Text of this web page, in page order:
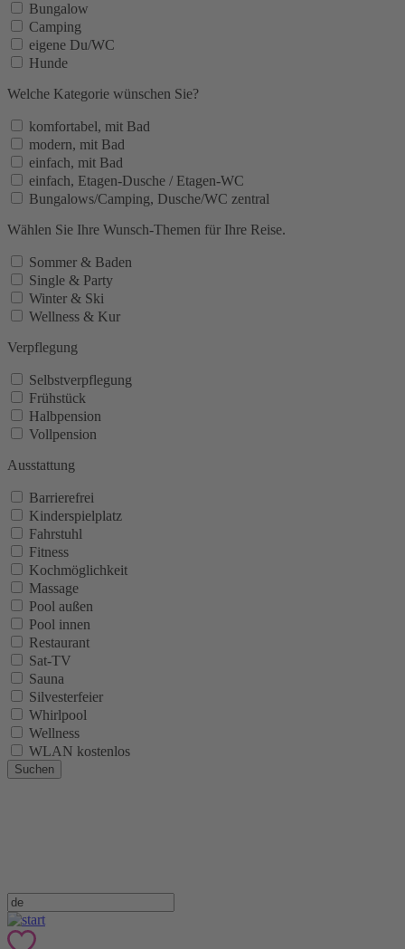
Bungalow
Camping
eigene Du/WC
Hunde
Welche Kategorie wünschen Sie?
komfortabel, mit Bad
modern, mit Bad
einfach, mit Bad
einfach, Etagen-Dusche / Etagen-WC
Bungalows/Camping, Dusche/WC zentral
Wählen Sie Ihre Wunsch-Themen für Ihre Reise.
Sommer & Baden
Single & Party
Winter & Ski
Wellness & Kur
Verpflegung
Selbstverpflegung
Frühstück
Halbpension
Vollpension
Ausstattung
Barrierefrei
Kinderspielplatz
Fahrstuhl
Fitness
Kochmöglichkeit
Massage
Pool außen
Pool innen
Restaurant
Sat-TV
Sauna
Silvesterfeier
Whirlpool
Wellness
WLAN kostenlos
Suchen